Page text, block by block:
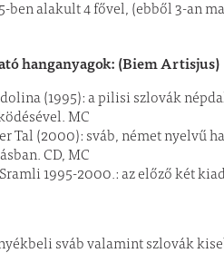
ben alakult 4 fővel, (ebből 3-an
hanganyagok: (Biem Artisjus)
(1995): a pilisi szlovák
MC
Tal (2000): sváb, német nyelvű
CD, MC
1995-2000.: az előző két
sváb valamint szlovák